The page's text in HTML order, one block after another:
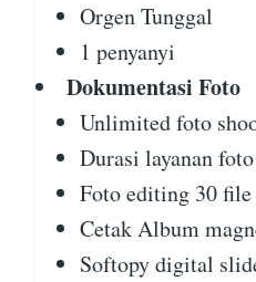
Orgen Tunggal
1 penyanyi
Dokumentasi Foto
Unlimited foto
Durasi layanan
Foto editing 30 file
Cetak Album
Softopy digital